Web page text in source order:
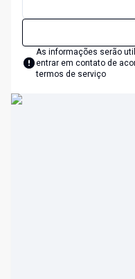
As informações serão
entrar em contato de
termos de serviço